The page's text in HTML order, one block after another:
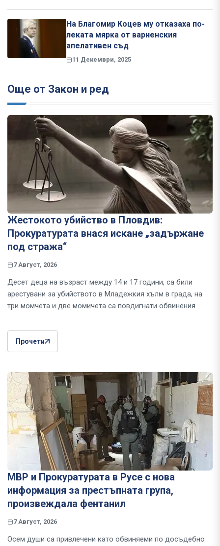
На Благомир Коцев му отказаха по-
леката мярка от варненския
апелативен съд
11 Декември, 2025
Още от Закон и ред
Жестокото убийство в Пловдив:
Прокуратурата внася искане „задържане
под стража“
7 Август, 2026
Десет деца на възраст между 14 и 17 години, са били
арестувани за убийството в Младежкия хълм в града, на
три момчета и две момичета са повдигнати обвинения
Прочети
МВР и Прокуратурата в Русе с нова
информация за престъпната група,
произвеждала фентанил
7 Август, 2026
Осем души са привлечени като обвиняеми по досъдебно